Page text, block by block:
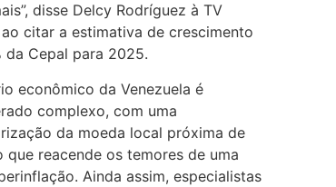
disse Delcy Rodríguez à TV
citar a estimativa de crescimento
da Cepal para 2025.
econômico da Venezuela é
complexo, com uma
da moeda local próxima de
que reacende os temores de uma
Ainda assim, especialistas